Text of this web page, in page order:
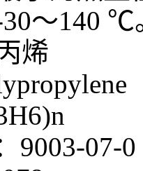
～140 ℃
烯
9003-07-